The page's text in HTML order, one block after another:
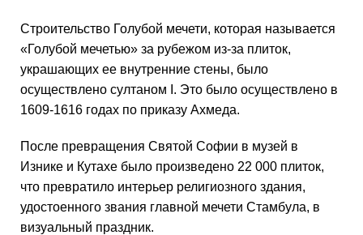
Строительство Голубой мечети, которая называется
«Голубой мечетью» за рубежом из-за плиток,
украшающих ее внутренние стены, было
осуществлено султаном I. Это было осуществлено в
1609-1616 годах по приказу Ахмеда.
После превращения Святой Софии в музей в
Изнике и Кутахе было произведено 22 000 плиток,
что превратило интерьер религиозного здания,
удостоенного звания главной мечети Стамбула, в
визуальный праздник.